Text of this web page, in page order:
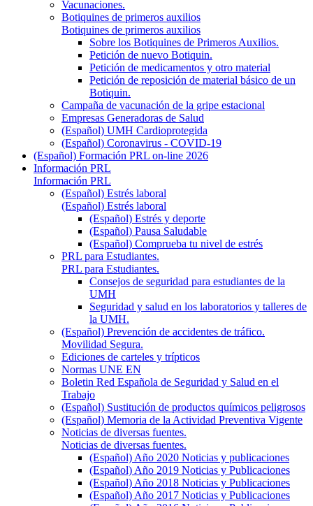
Vacunaciones.
Botiquines de primeros auxilios
Botiquines de primeros auxilios
Sobre los Botiquines de Primeros Auxilios.
Petición de nuevo Botiquin.
Petición de medicamentos y otro material
Petición de reposición de material básico de un
Botiquin.
Campaña de vacunación de la gripe estacional
Empresas Generadoras de Salud
(Español) UMH Cardioprotegida
(Español) Coronavirus - COVID-19
(Español) Formación PRL on-line 2026
Información PRL
Información PRL
(Español) Estrés laboral
(Español) Estrés laboral
(Español) Estrés y deporte
(Español) Pausa Saludable
(Español) Comprueba tu nivel de estrés
PRL para Estudiantes.
PRL para Estudiantes.
Consejos de seguridad para estudiantes de la
UMH
Seguridad y salud en los laboratorios y talleres de
la UMH.
(Español) Prevención de accidentes de tráfico.
Movilidad Segura.
Ediciones de carteles y trípticos
Normas UNE EN
Boletin Red Española de Seguridad y Salud en el
Trabajo
(Español) Sustitución de productos químicos peligrosos
(Español) Memoria de la Actividad Preventiva Vigente
Noticias de diversas fuentes.
Noticias de diversas fuentes.
(Español) Año 2020 Noticias y publicaciones
(Español) Año 2019 Noticias y Publicaciones
(Español) Año 2018 Noticias y Publicaciones
(Español) Año 2017 Noticias y Publicaciones